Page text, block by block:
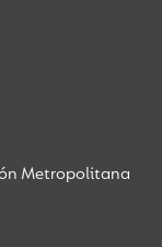
Metropolitana